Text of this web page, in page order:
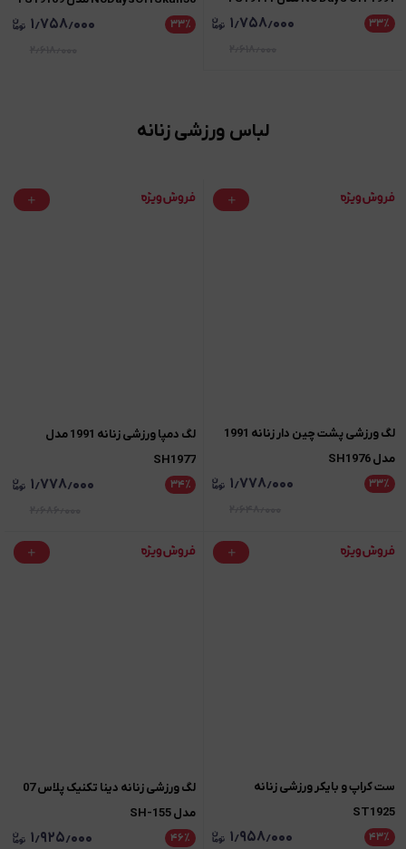
۳۳٪ ۱٫۷۵۸٫۰۰۰ ۳۳٪ ۱٫۷۵۸٫۰۰۰
لباس ورزشی زنانه
لگ ورزشی پشت چین دار زنانه 1991
مدل SH1976
۳۳٪ ۱٫۷۷۸٫۰۰۰
لگ دمپا ورزشی زنانه 1991 مدل
SH1977
۳۴٪ ۱٫۷۷۸٫۰۰۰
ست کراپ و بایکر ورزشی زنانه
ST1925
۴۳٪ ۱٫۹۵۸٫۰۰۰
لگ ورزشی زنانه دینا تکنیک پلاس 07
مدل SH-155
۴۶٪ ۱٫۹۲۵٫۰۰۰